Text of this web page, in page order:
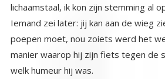
lichaamstaal, ik kon zijn stemming al
Iemand zei later: jij kan aan de wieg
poepen moet, nou zoiets werd het
manier waarop hij zijn fiets tegen de
welk humeur hij was.